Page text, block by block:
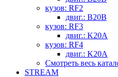
кузов: RF2
двиг.: B20B
кузов: RF3
двиг.: K20A
кузов: RF4
двиг.: K20A
Смотреть весь
STREAM